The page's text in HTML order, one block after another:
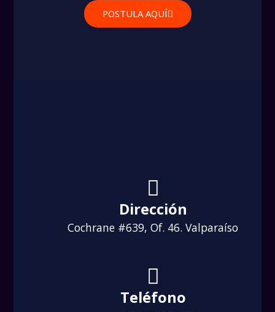
POSTULA AQUÍ
Dirección
Cochrane #639, Of. 46. Valparaíso
Teléfono